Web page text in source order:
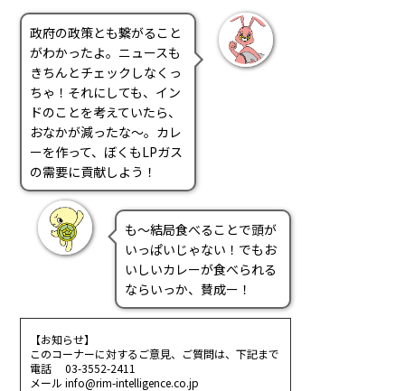
政府の政策とも繋がること
がわかったよ。ニュースも
きちんとチェックしなくっ
ちゃ！それにしても、イン
ドのことを考えていたら、
おなかが減ったな～。カレ
ーを作って、ぼくもLPガス
の需要に貢献しよう！
も～結局食べることで頭が
いっぱいじゃない！でもお
いしいカレーが食べられる
ならいっか、賛成ー！
【お知らせ】
このコーナーに対するご意見、ご質問は、下記まで
電話 03-3552-2411
メール info@rim-intelligence.co.jp